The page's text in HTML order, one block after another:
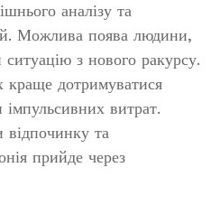
аналізу та
Можлива поява людини,
з нового ракурсу.
дотримуватися
імпульсивних витрат.
відпочинку та
прийде через